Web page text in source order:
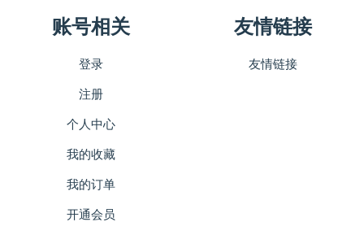
账号相关
登录
注册
个人中心
我的收藏
我的订单
开通会员
友情链接
友情链接